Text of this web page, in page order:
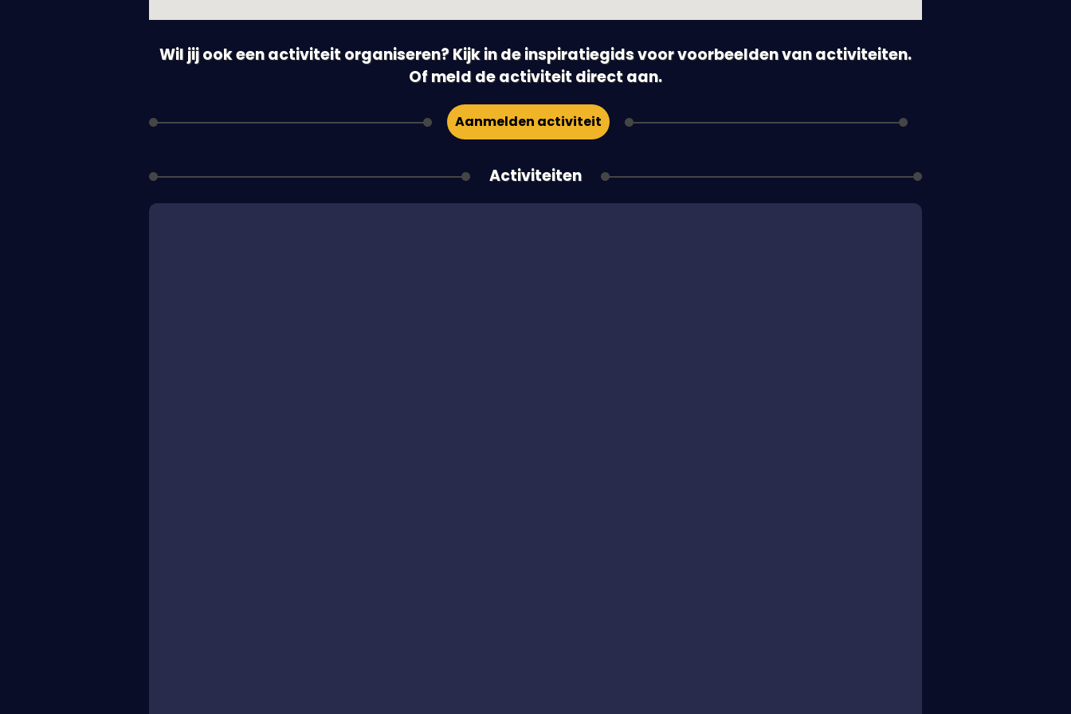
Wil jij ook een activiteit organiseren? Kijk in de inspiratiegids voor voorbeelden van activiteiten.
Of meld de activiteit direct aan.
Aanmelden activiteit
Activiteiten